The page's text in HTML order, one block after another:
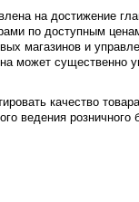
на достижение
по доступным
магазинов и
может существенно
качество
ведения розничного